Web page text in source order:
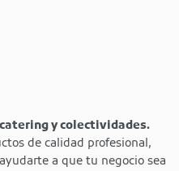
y colectividades.
de calidad profesional,
a que tu negocio sea